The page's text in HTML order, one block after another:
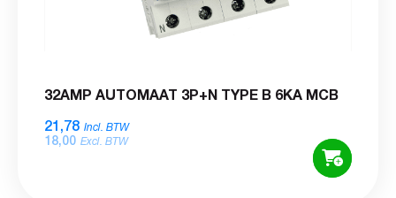
32AMP AUTOMAAT 3P+N TYPE B 6KA MCB
21,78 Incl. BTW
18,00 Excl. BTW